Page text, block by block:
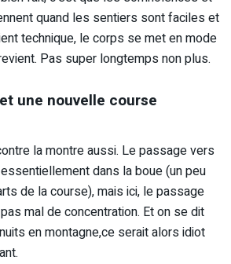
quand les sentiers sont faciles et
technique, le corps se met en mode
Pas super longtemps non plus.
une nouvelle course
la montre aussi. Le passage vers
dans la boue (un peu
de la course), mais ici, le passage
mal de concentration. Et on se dit
en montagne,ce serait alors idiot